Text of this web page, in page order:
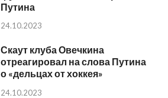
Путина
24.10.2023
Скаут клуба Овечкина
отреагировал на слова Путина
о «дельцах от хоккея»
24.10.2023